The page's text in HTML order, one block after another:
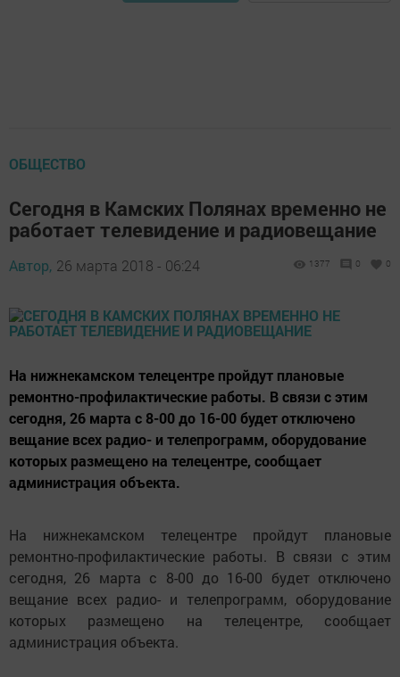
ОБЩЕСТВО
Сегодня в Камских Полянах временно не
работает телевидение и радиовещание
Автор, 26 марта 2018 - 06:24 1377 0 0
На нижнекамском телецентре пройдут плановые
ремонтно-профилактические работы. В связи с этим
сегодня, 26 марта с 8-00 до 16-00 будет отключено
вещание всех радио- и телепрограмм, оборудование
которых размещено на телецентре, сообщает
администрация объекта.
На нижнекамском телецентре пройдут плановые
ремонтно-профилактические работы. В связи с этим
сегодня, 26 марта с 8-00 до 16-00 будет отключено
вещание всех радио- и телепрограмм, оборудование
которых размещено на телецентре, сообщает
администрация объекта.